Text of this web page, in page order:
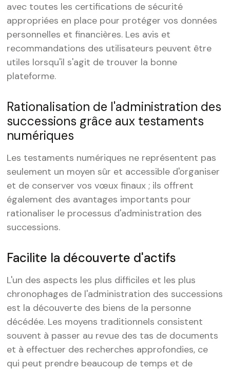
avec toutes les certifications de sécurité
appropriées en place pour protéger vos données
personnelles et financières. Les avis et
recommandations des utilisateurs peuvent être
utiles lorsqu'il s'agit de trouver la bonne
plateforme.
Rationalisation de l'administration des
successions grâce aux testaments
numériques
Les testaments numériques ne représentent pas
seulement un moyen sûr et accessible d'organiser
et de conserver vos vœux finaux ; ils offrent
également des avantages importants pour
rationaliser le processus d'administration des
successions.
Facilite la découverte d'actifs
L'un des aspects les plus difficiles et les plus
chronophages de l'administration des successions
est la découverte des biens de la personne
décédée. Les moyens traditionnels consistent
souvent à passer au revue des tas de documents
et à effectuer des recherches approfondies, ce
qui peut prendre beaucoup de temps et de